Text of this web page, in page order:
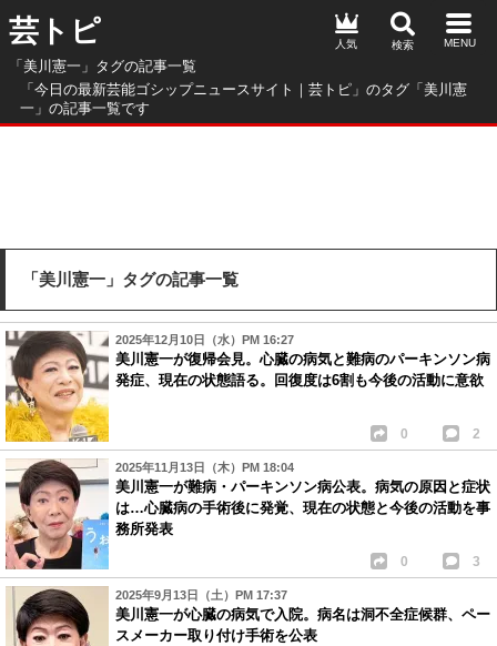
芸トピ
「美川憲一」タグの記事一覧
「今日の最新芸能ゴシップニュースサイト｜芸トピ」のタグ「美川憲
一」の記事一覧です
人気
「美川憲一」タグの記事一覧
2025年12月10日（水）PM 16:27
美川憲一が復帰会見。心臓の病気と難病のパーキンソン病
発症、現在の状態語る。回復度は6割も今後の活動に意欲
0 2
2025年11月13日（木）PM 18:04
美川憲一が難病・パーキンソン病公表。病気の原因と症状
は…心臓病の手術後に発覚、現在の状態と今後の活動を事
務所発表
0 3
2025年9月13日（土）PM 17:37
美川憲一が心臓の病気で入院。病名は洞不全症候群、ペー
スメーカー取り付け手術を公表